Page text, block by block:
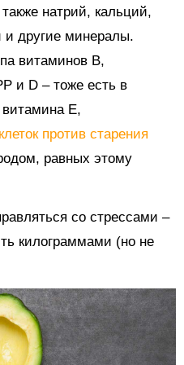
натрий, кальций,
другие минералы.
витаминов В,
и D – тоже есть в
Е,
против старения
равных этому
со стрессами –
килограммами (но не